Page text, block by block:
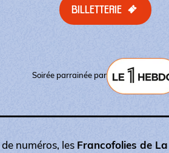
BILLETTERIE
Soirée parrainée par
numéros, les Francofolies de